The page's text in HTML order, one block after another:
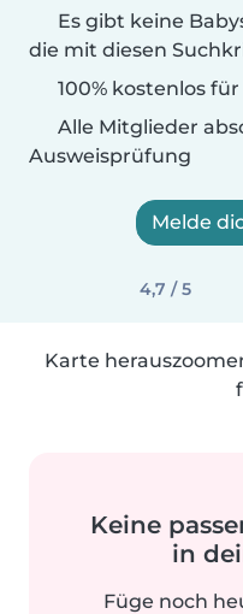
Es gibt keine
die mit diesen
100% kostenlos
Alle Mitglieder
Ausweisprüfung
Melde
4,7 / 5
Karte
Keine
in
Füge noch